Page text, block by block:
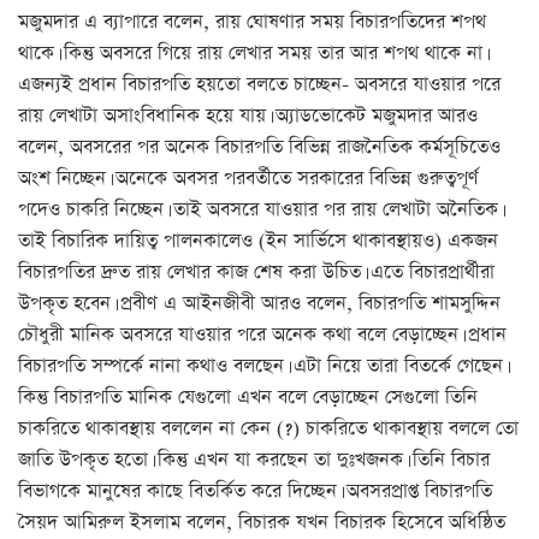
মজুমদার এ ব্যাপারে বলেন, রায় ঘোষণার সময় বিচারপতিদের শপথ
থাকে। কিন্তু অবসরে গিয়ে রায় লেখার সময় তার আর শপথ থাকে না।
এজন্যই প্রধান বিচারপতি হয়তো বলতে চাচ্ছেন- অবসরে যাওয়ার পরে
রায় লেখাটা অসাংবিধানিক হয়ে যায়। অ্যাডভোকেট মজুমদার আরও
বলেন, অবসরের পর অনেক বিচারপতি বিভিন্ন রাজনৈতিক কর্মসূচিতেও
অংশ নিচ্ছেন। অনেকে অবসর পরবর্তীতে সরকারের বিভিন্ন গুরুত্বপূর্ণ
পদেও চাকরি নিচ্ছেন। তাই অবসরে যাওয়ার পর রায় লেখাটা অনৈতিক।
তাই বিচারিক দায়িত্ব পালনকালেও (ইন সার্ভিসে থাকাবস্থায়ও) একজন
বিচারপতির দ্রুত রায় লেখার কাজ শেষ করা উচিত। এতে বিচারপ্রার্থীরা
উপকৃত হবেন। প্রবীণ এ আইনজীবী আরও বলেন, বিচারপতি শামসুদ্দিন
চৌধুরী মানিক অবসরে যাওয়ার পরে অনেক কথা বলে বেড়াচ্ছেন। প্রধান
বিচারপতি সম্পর্কে নানা কথাও বলছেন। এটা নিয়ে তারা বিতর্কে গেছেন।
কিন্তু বিচারপতি মানিক যেগুলো এখন বলে বেড়াচ্ছেন সেগুলো তিনি
চাকরিতে থাকাবস্থায় বললেন না কেন (?) চাকরিতে থাকাবস্থায় বললে তো
জাতি উপকৃত হতো। কিন্তু এখন যা করছেন তা দুঃখজনক। তিনি বিচার
বিভাগকে মানুষের কাছে বিতর্কিত করে দিচ্ছেন। অবসরপ্রাপ্ত বিচারপতি
সৈয়দ আমিরুল ইসলাম বলেন, বিচারক যখন বিচারক হিসেবে অধিষ্ঠিত